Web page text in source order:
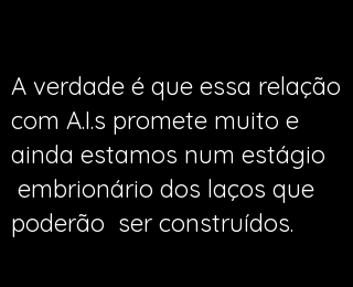
A verdade é que essa relação
com A.I.s promete muito e
ainda estamos num estágio
embrionário dos laços que
poderão ser construídos.